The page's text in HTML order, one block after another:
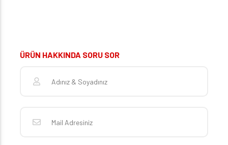
ÜRÜN HAKKINDA SORU SOR